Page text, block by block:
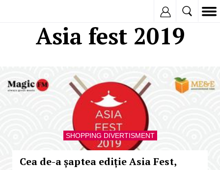
Asia fest 2019
SHOPPING DIVERTISMENT
Cea de-a șaptea ediție Asia Fest,